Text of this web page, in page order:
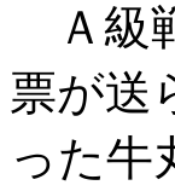
Ａ級
票が送
った牛